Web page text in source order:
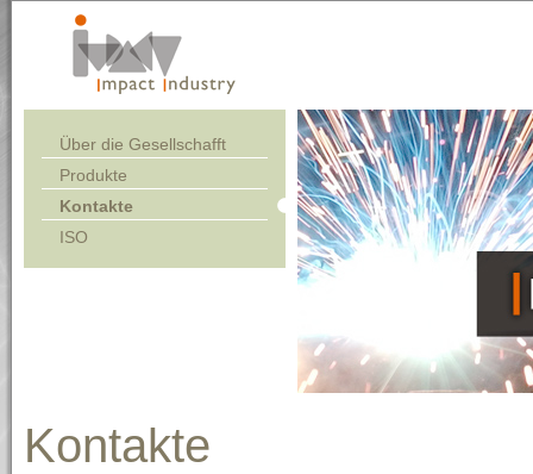
Über die Gesellschafft
Produkte
Kontakte
ISO
Kontakte